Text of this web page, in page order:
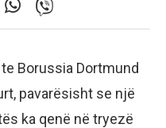
Borussia Dortmund
pavarësisht se një
ka qenë në tryezë